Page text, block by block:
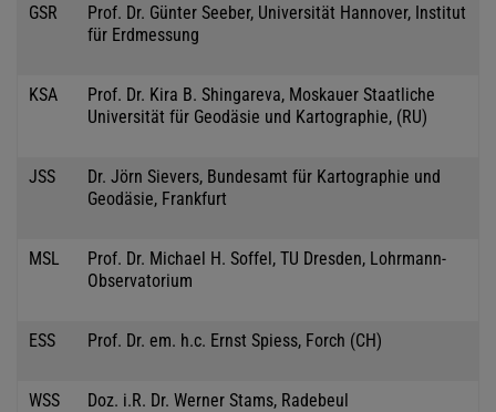
GSR
Prof. Dr. Günter Seeber, Universität Hannover, Institut
für Erdmessung
KSA
Prof. Dr. Kira B. Shingareva, Moskauer Staatliche
Universität für Geodäsie und Kartographie, (RU)
JSS
Dr. Jörn Sievers, Bundesamt für Kartographie und
Geodäsie, Frankfurt
MSL
Prof. Dr. Michael H. Soffel, TU Dresden, Lohrmann-
Observatorium
ESS Prof. Dr. em. h.c. Ernst Spiess, Forch (CH)
WSS Doz. i.R. Dr. Werner Stams, Radebeul